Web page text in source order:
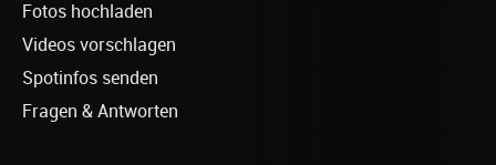
Fotos hochladen
Videos vorschlagen
Spotinfos senden
Fragen & Antworten